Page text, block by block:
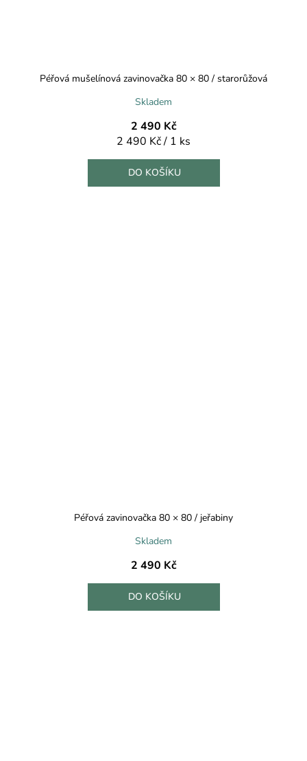
Péřová mušelínová zavinovačka 80 × 80 / starorůžová
Skladem
2 490 Kč
Měrná
cena:
2 490 Kč / 1 ks
DO KOŠÍKU
Péřová zavinovačka 80 × 80 / jeřabiny
Skladem
2 490 Kč
DO KOŠÍKU